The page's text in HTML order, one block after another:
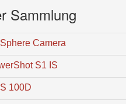
Sammlung
Camera
S1 IS
100D